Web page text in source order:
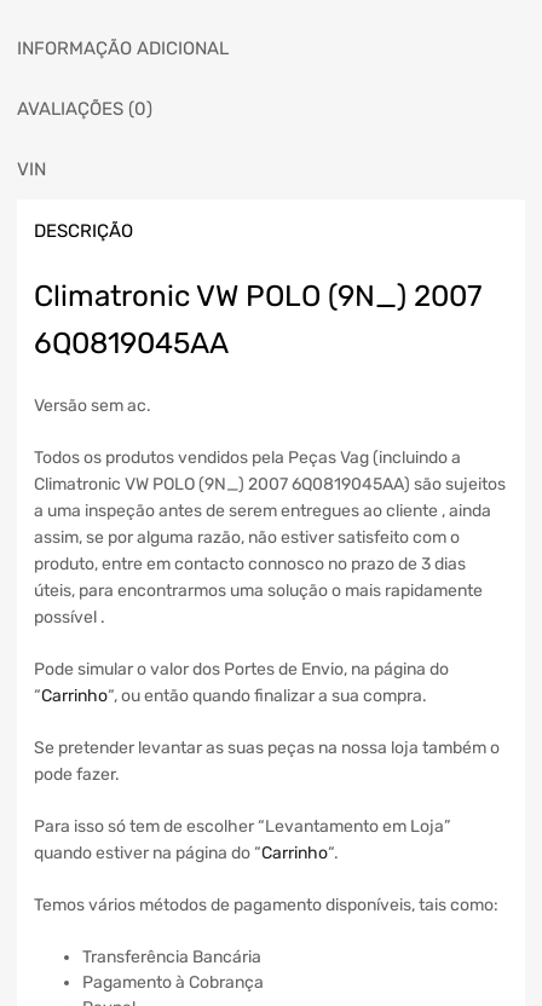
INFORMAÇÃO ADICIONAL
AVALIAÇÕES (0)
VIN
DESCRIÇÃO
Climatronic VW POLO (9N_) 2007
6Q0819045AA
Versão sem ac.
Todos os produtos vendidos pela Peças Vag (incluindo a
Climatronic VW POLO (9N_) 2007 6Q0819045AA) são sujeitos
a uma inspeção antes de serem entregues ao cliente , ainda
assim, se por alguma razão, não estiver satisfeito com o
produto, entre em contacto connosco no prazo de 3 dias
úteis, para encontrarmos uma solução o mais rapidamente
possível .
Pode simular o valor dos Portes de Envio, na página do
“Carrinho“, ou então quando finalizar a sua compra.
Se pretender levantar as suas peças na nossa loja também o
pode fazer.
Para isso só tem de escolher “Levantamento em Loja”
quando estiver na página do “Carrinho“.
Temos vários métodos de pagamento disponíveis, tais como:
Transferência Bancária
Pagamento à Cobrança